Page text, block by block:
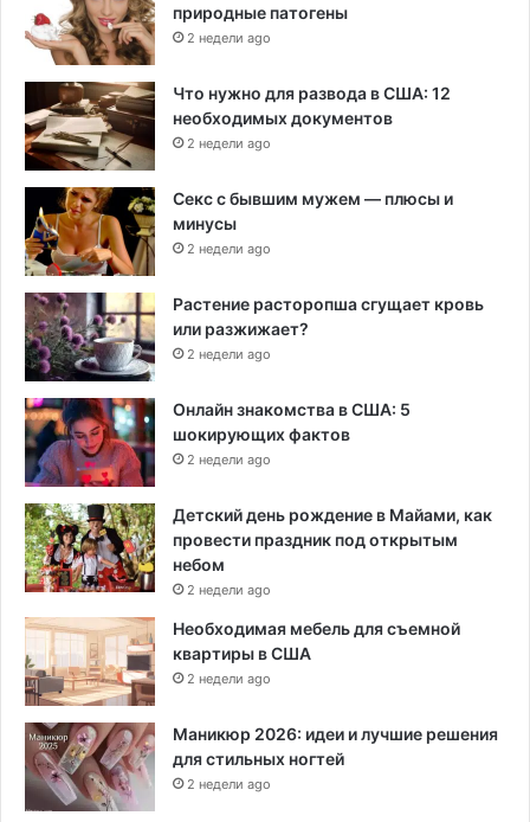
природные патогены
2 недели ago
Что нужно для развода в США: 12
необходимых документов
2 недели ago
Секс с бывшим мужем — плюсы и
минусы
2 недели ago
Растение расторопша сгущает кровь
или разжижает?
2 недели ago
Онлайн знакомства в США: 5
шокирующих фактов
2 недели ago
Детский день рождение в Майами, как
провести праздник под открытым
небом
2 недели ago
Необходимая мебель для съемной
квартиры в США
2 недели ago
Маникюр 2026: идеи и лучшие решения
для стильных ногтей
2 недели ago